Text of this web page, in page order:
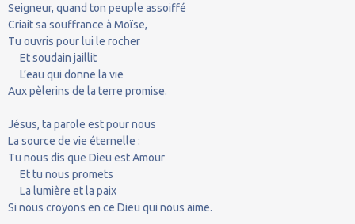
Seigneur, quand ton peuple assoiffé
Criait sa souffrance à Moïse,
Tu ouvris pour lui le rocher
Et soudain jaillit
L’eau qui donne la vie
Aux pèlerins de la terre promise.
Jésus, ta parole est pour nous
La source de vie éternelle :
Tu nous dis que Dieu est Amour
Et tu nous promets
La lumière et la paix
Si nous croyons en ce Dieu qui nous aime.